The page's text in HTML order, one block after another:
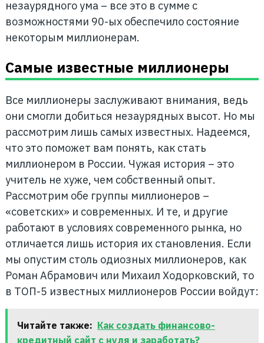
незаурядного ума – все это в сумме с
возможностями 90-ых обеспечило состояние
некоторым миллионерам.
Самые известные миллионеры
Все миллионеры заслуживают внимания, ведь
они смогли добиться незаурядных высот. Но мы
рассмотрим лишь самых известных. Надеемся,
что это поможет вам понять, как стать
миллионером в России. Чужая история – это
учитель не хуже, чем собственный опыт.
Рассмотрим обе группы миллионеров –
«советских» и современных. И те, и другие
работают в условиях современного рынка, но
отличается лишь история их становления. Если
мы опустим столь одиозных миллионеров, как
Роман Абрамович или Михаил Ходорковский, то
в ТОП-5 известных миллионеров России войдут:
Читайте также: Как создать финансово-
кредитный сайт с нуля и заработать?